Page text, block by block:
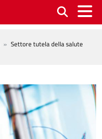
Settore tutela della salute